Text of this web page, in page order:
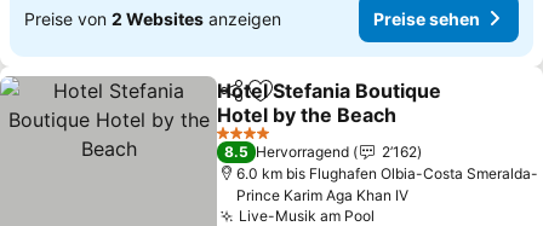
Preise von 2 Websites anzeigen Preise sehen
TeilenZu Favoriten hinzufügen
Hotel Stefania Boutique
Hotel by the Beach
4 Sterne
8.5 Hervorragend
2’162
6.0 km bis Flughafen Olbia-Costa Smeralda-
Prince Karim Aga Khan IV
Live-Musik am Pool